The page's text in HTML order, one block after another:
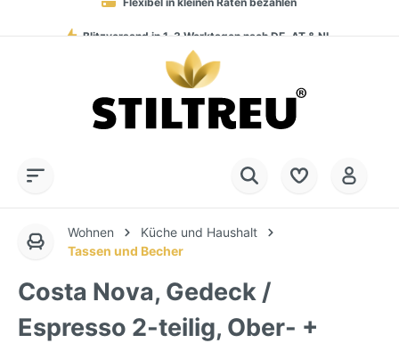
+49 (0) 28 32 - 408 990 0
Dauerhaft hohe Warenverfügbarkeit
SSL-verschlüsselt online einkaufen
Wohnen
Küche und Haushalt
Tassen und Becher
Costa Nova, Gedeck /
Espresso 2-teilig, Ober- +